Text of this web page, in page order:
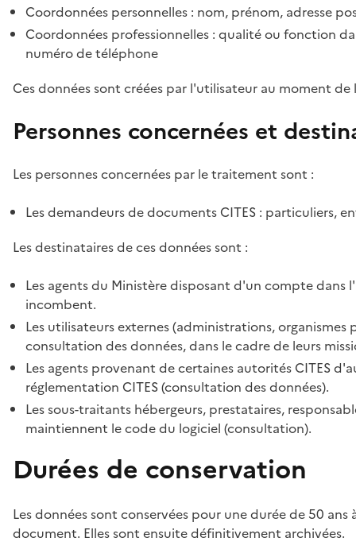
Coordonnées personnelles : nom, prénom, adresse
Coordonnées professionnelles : qualité ou fonction
numéro de téléphone
Ces données sont créées par l'utilisateur au moment
Personnes concernées et
Les personnes concernées par le traitement sont :
Les demandeurs de documents CITES : particuliers,
Les destinataires de ces données sont :
Les agents du Ministère disposant d'un compte
incombent.
Les utilisateurs externes (administrations,
consultation des données, dans le cadre de leurs
Les agents provenant de certaines autorités CITES
réglementation CITES (consultation des données).
Les sous-traitants hébergeurs, prestataires,
maintiennent le code du logiciel (consultation).
Durées de conservation
Les données sont conservées pour une durée de 50
document. Elles sont ensuite définitivement archivées.